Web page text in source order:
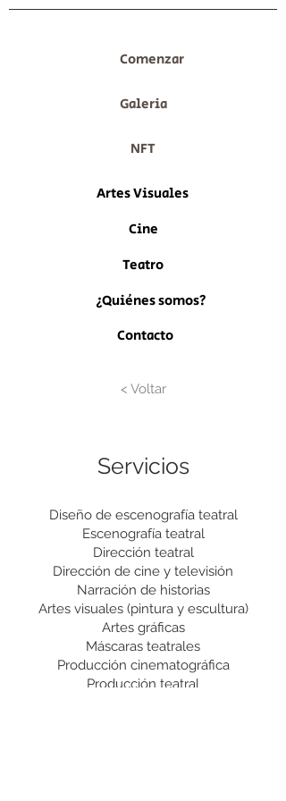
Comenzar
Galeria
NFT
Artes Visuales
Cine
Teatro
¿Quiénes somos?
Contacto
< Voltar
Servicios
Diseño de escenografía teatral
Escenografía teatral
Dirección teatral
Dirección de cine y televisión
Narración de historias
Artes visuales (pintura y escultura)
Artes gráficas
Máscaras teatrales
Producción cinematográfica
Producción teatral